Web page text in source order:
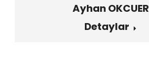
Ayhan OKCUER
Detaylar